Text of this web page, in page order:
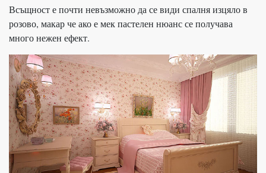
Всъщност е почти невъзможно да се види спалня изцяло в
розово, макар че ако е мек пастелен нюанс се получава
много нежен ефект.